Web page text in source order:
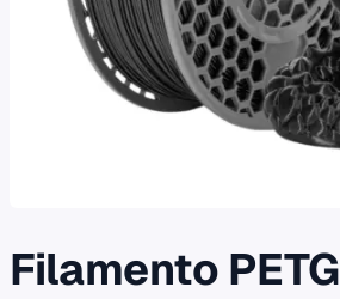
Filamento PETG